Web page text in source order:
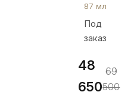
87 мл
Под
заказ
48
650
69
500